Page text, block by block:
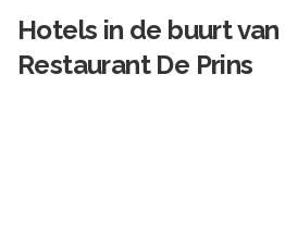
Hotels in de buurt van
Restaurant De Prins